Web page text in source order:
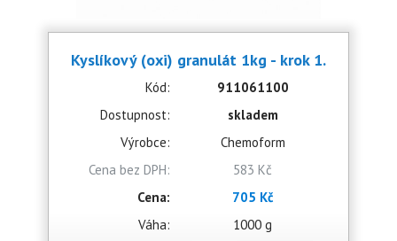
Kyslíkový (oxi) granulát 1kg - krok 1.
Kód:
911061100
Dostupnost:
skladem
Výrobce:
Chemoform
Cena bez DPH:
583 Kč
Cena:
705 Kč
Váha:
1000 g